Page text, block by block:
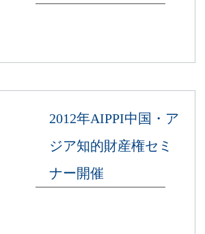
2012年AIPPI中国・ア
ジア知的財産権セミ
ナー開催